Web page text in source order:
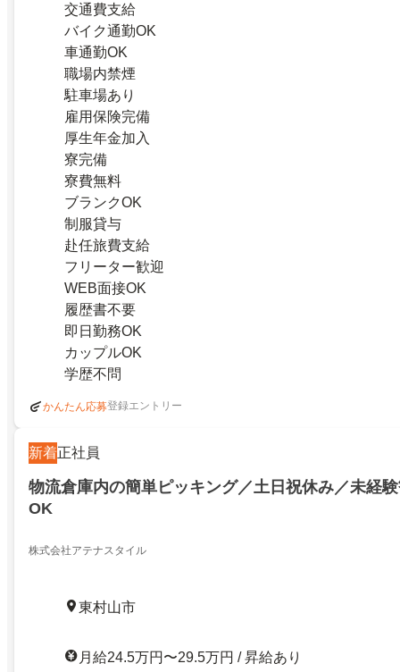
交通費支給
バイク通勤OK
車通勤OK
職場内禁煙
駐車場あり
雇用保険完備
厚生年金加入
寮完備
寮費無料
ブランクOK
制服貸与
赴任旅費支給
フリーター歓迎
WEB面接OK
履歴書不要
即日勤務OK
カップルOK
学歴不問
かんたん応募登録エントリー
新着正社員
物流倉庫内の簡単ピッキング／土日祝休み／未経
OK
株式会社アテナスタイル
東村山市
月給24.5万円〜29.5万円 / 昇給あり